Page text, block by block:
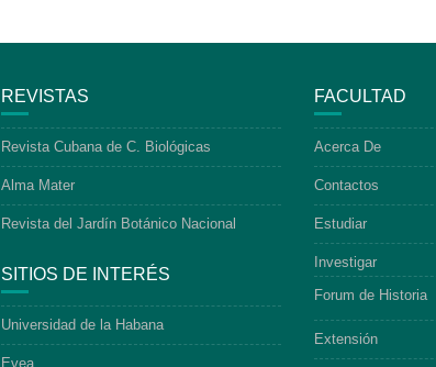
REVISTAS
Revista Cubana de C. Biológicas
Alma Mater
Revista del Jardín Botánico Nacional
SITIOS DE INTERÉS
Universidad de la Habana
Evea
FACULTAD
Acerca De
Contactos
Estudiar
Investigar
Forum de Historia
Extensión